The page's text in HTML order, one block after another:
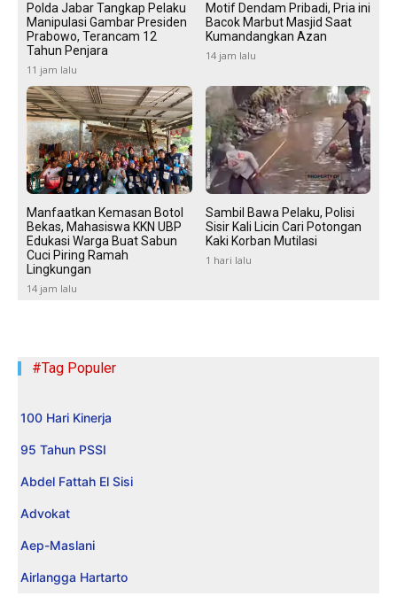
Polda Jabar Tangkap Pelaku
Manipulasi Gambar Presiden
Prabowo, Terancam 12
Tahun Penjara
11 jam lalu
Motif Dendam Pribadi, Pria ini
Bacok Marbut Masjid Saat
Kumandangkan Azan
14 jam lalu
Manfaatkan Kemasan Botol
Bekas, Mahasiswa KKN UBP
Edukasi Warga Buat Sabun
Cuci Piring Ramah
Lingkungan
14 jam lalu
Sambil Bawa Pelaku, Polisi
Sisir Kali Licin Cari Potongan
Kaki Korban Mutilasi
1 hari lalu
#Tag Populer
100 Hari Kinerja
95 Tahun PSSI
Abdel Fattah El Sisi
Advokat
Aep-Maslani
Airlangga Hartarto